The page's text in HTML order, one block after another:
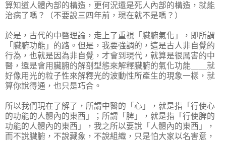
算知道人體內部的構造，更何況還是死人內部的構造，就能
治病了嗎？（不要說三四年前，現在就不是嗎？）
於是，古代的中醫理論，走上了重視「臟腑氣化」，即所謂
「臟腑功能」的路。但是，我要強調的，這是古人非自覺的
行為，也就是因為非自覺，才會到現代，就算是很厲害的中
醫，還是會用臟腑的解剖型態來解釋臟腑的氣化功能＿＿就
好像用光的粒子性來解釋光的波動性所產生的現象一樣，就
算你說得通，也只是巧合。
所以我們現在了解了，所謂中醫的「心」，就是指「行使心
的功能的人體內的東西」；所謂「脾」，就是指「行使脾的
功能的人體內的東西」，我之所以要說「人體內的東西」，
而不說臟腑，不說藏象，不說組織，只是怕大家以名害意，